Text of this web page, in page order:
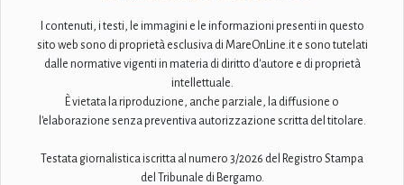
I contenuti, i testi, le immagini e le informazioni presenti in questo
sito web sono di proprietà esclusiva di MareOnLine.it e sono tutelati
dalle normative vigenti in materia di diritto d'autore e di proprietà
intellettuale.
È vietata la riproduzione, anche parziale, la diffusione o
l'elaborazione senza preventiva autorizzazione scritta del titolare.
Testata giornalistica iscritta al numero 3/2026 del Registro Stampa
del Tribunale di Bergamo.